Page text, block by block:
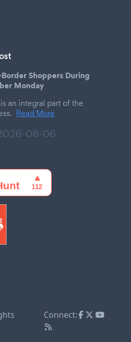
Shoppers During
Monday
an integral part of the
Read More
08-06
Connect: